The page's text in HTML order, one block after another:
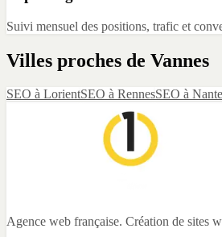
Suivi mensuel des positions, trafic et
Villes proches de Vannes
SEO à LorientSEO à RennesSEO à
Agence web française. Création de sites